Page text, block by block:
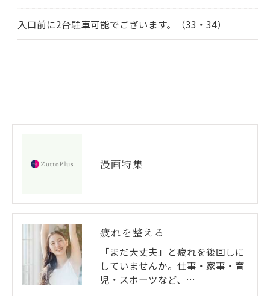
入口前に2台駐車可能でございます。（33・34）
漫画特集
疲れを整える
「まだ大丈夫」と疲れを後回しに
していませんか。仕事・家事・育
児・スポーツなど、…